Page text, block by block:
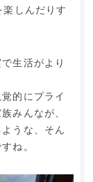
しんだりす
生活がより
的にプライ
みんなが、
うな、そん
ね。